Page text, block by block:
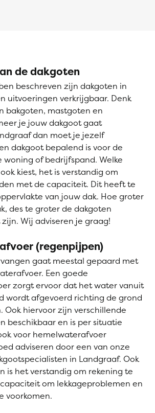
de dakgoten
beschreven zijn dakgoten in
uitvoeringen verkrijgbaar. Denk
bakgoten, mastgoten en
je jouw dakgoot gaat
dan moet je jezelf
dakgoot bepalend is voor de
woning of bedrijfspand. Welke
kiest, het is verstandig om
met de capaciteit. Dit heeft te
van jouw dak. Hoe groter
des te groter de dakgoten
Wij adviseren je graag!
(regenpijpen)
gaat meestal gepaard met
Een goede
zorgt ervoor dat het water vanuit
wordt afgevoerd richting de grond
Ook hiervoor zijn verschillende
beschikbaar en is per situatie
voor hemelwaterafvoer
adviseren door een van onze
in Landgraaf. Ook
is het verstandig om rekening te
om lekkageproblemen en
voorkomen.